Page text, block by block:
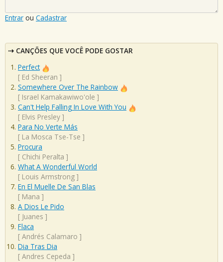
Entrar ou Cadastrar
CANÇÕES QUE VOCÊ PODE GOSTAR
Perfect
[ Ed Sheeran ]
Somewhere Over The Rainbow
[ Israel Kamakawiwo'ole ]
Can't Help Falling In Love With You
[ Elvis Presley ]
Para No Verte Más
[ La Mosca Tse-Tse ]
Procura
[ Chichi Peralta ]
What A Wonderful World
[ Louis Armstrong ]
En El Muelle De San Blas
[ Mana ]
A Dios Le Pido
[ Juanes ]
Flaca
[ Andrés Calamaro ]
Dia Tras Dia
[ Andres Cepeda ]